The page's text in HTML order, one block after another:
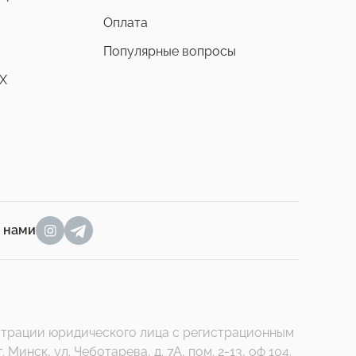
Оплата
Популярные вопросы
нами
юридического лица с регистрационным
ул. Чеботарева, д. 7А, пом. 2-13, оф 104.